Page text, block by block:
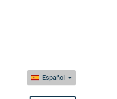
Español